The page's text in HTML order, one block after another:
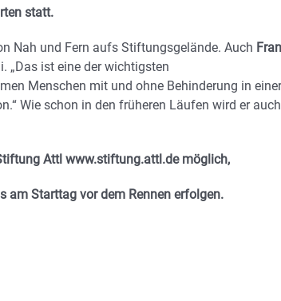
statt.
Nah und Fern aufs Stiftungsgelände. Auch
„Das ist eine der wichtigsten
Menschen mit und ohne Behinderung in einer
Wie schon in den früheren Läufen wird er auch
Attl www.stiftung.attl.de möglich,
am Starttag vor dem Rennen erfolgen.